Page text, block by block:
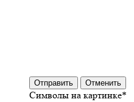
Отправить Отменить
Символы на картинке*